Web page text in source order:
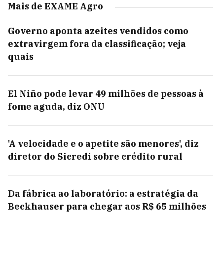
Mais de EXAME Agro
Governo aponta azeites vendidos como
extravirgem fora da classificação; veja
quais
El Niño pode levar 49 milhões de pessoas à
fome aguda, diz ONU
'A velocidade e o apetite são menores', diz
diretor do Sicredi sobre crédito rural
Da fábrica ao laboratório: a estratégia da
Beckhauser para chegar aos R$ 65 milhões